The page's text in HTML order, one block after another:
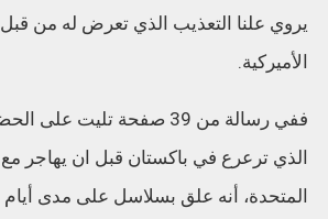
يروي علنا التعذيب الذي تعرض له من قبل
الأميركية.
ففي رسالة من 39 صفحة تليت
الذي ترعرع في باكستان قبل ان يهاجر مع
المتحدة، أنه علق بسلاسل على مدى أيام